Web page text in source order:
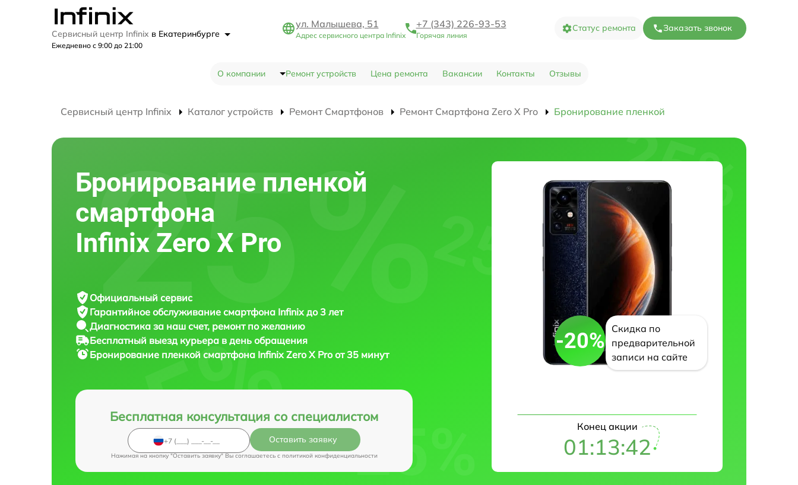
Сервисный центр Infinix в Екатеринбурге
Ежедневно с 9:00 до 21:00
ул. Малышева, 51
Адрес сервисного центра Infinix
+7 (343) 226-93-53
Горячая линия
Статус ремонта Заказать звонок
О компании Ремонт устройств Цена ремонта Вакансии Контакты Отзывы
Сервисный центр Infinix Каталог устройств Ремонт Смартфонов Ремонт Смартфона Zero X Pro Бронирование пленкой
Бронирование пленкой
смартфона
Infinix Zero X Pro
Официальный сервис
Гарантийное обслуживание смартфона Infinix до 3 лет
Диагностика за наш счет, ремонт по желанию
Бесплатный выезд курьера в день обращения
Бронирование пленкой смартфона Infinix Zero X Pro от 35 минут
Бесплатная консультация со специалистом
Оставить заявку
Нажимая на кнопку "Оставить заявку" Вы соглашаетесь c политикой конфиденциальности
-20%
Скидка по
предварительной
записи на сайте
Конец акции
01:13:42